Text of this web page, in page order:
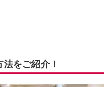
をご紹介！